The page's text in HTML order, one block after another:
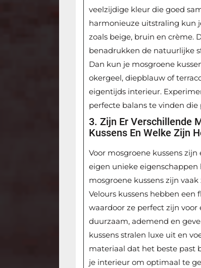
veelzijdige kleur die goed
harmonieuze uitstraling kun
zoals beige, bruin en crème.
benadrukken de natuurlijke
Dan kun je mosgroene
okergeel, diepblauw of
eigentijds interieur.
perfecte balans te vinden
3. Zijn Er Verschillende
Kussens En Welke Zijn
Voor mosgroene kussens
eigen unieke
mosgroene kussens zijn
Velours kussens hebben
waardoor ze perfect zijn voor
duurzaam, ademend en
kussens stralen luxe uit en
materiaal dat het beste past
je interieur om optimaal te